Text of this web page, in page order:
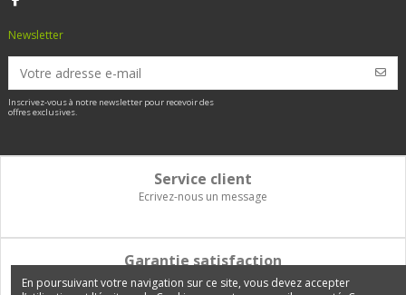
Newsletter
Inscrivez-vous à notre newsletter pour recevoir des
offres exclusives.
Service client
Ecrivez-nous un message
Garantie satisfaction
Vous disposez de 14 jours pour changer d'avis et être remboursé
En poursuivant votre navigation sur ce site, vous devez accepter